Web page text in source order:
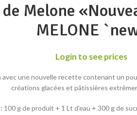
de Melone
MELONE
Login to see prices
avec une nouvelle recette contenant un
créations glacées et pâtissières
100 g de produit + 1 Lt d’eau + 300 g de